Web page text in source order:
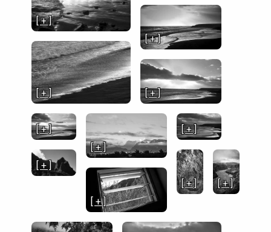
[ + ]
[ + ]
[ + ] [ + ]
[ + ]
[ + ]
[ + ]
[ + ]
[ + ]
[ + ] [ + ]